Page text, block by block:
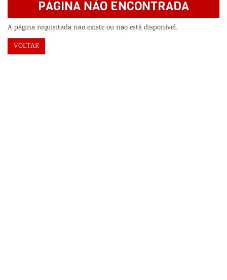
PÁGINA NÃO ENCONTRADA
A página requisitada não existe ou não está disponível.
VOLTAR